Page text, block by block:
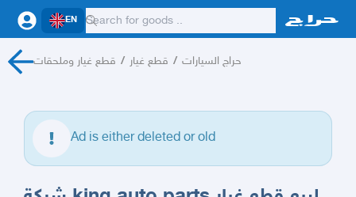
EN
قطع غيار وملحقات / قطع غيار / حراج السيارات
Ad is either deleted or old